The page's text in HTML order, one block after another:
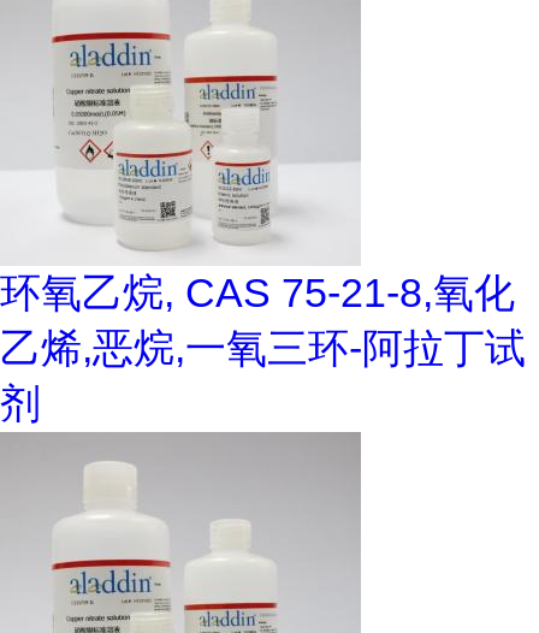
环氧乙烷, CAS 75-21-8,氧化
乙烯,恶烷,一氧三环-阿拉丁试
剂